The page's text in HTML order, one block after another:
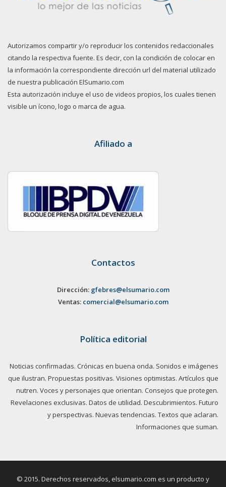
Autorizamos compartir y/o reproducir los contenidos redaccionales
citando la respectiva fuente. Es decir, con la condición de colocar en
la información la correspondiente dirección url del material utilizado
de nuestra publicación ElSumario.com
Esta autorización incluye el uso de videos propios, los cuales tienen
visible un ícono, logo o marca de agua.
Afiliado a
Contactos
Dirección: gfebres@elsumario.com
Ventas: comercial@elsumario.com
Política editorial
Noticias confirmadas. Crónicas en buena onda. Sonidos e imágenes
que ilustran. Propuestas positivas. Visiones optimistas. Artículos que
nutren. Voces y personajes que orientan. Consejos que protegen.
Revelaciones exclusivas. Datos de utilidad. Descubrimientos. Futuro
y perspectivas. Nuevas tendencias. Textos que aclaran.
Informaciones que suman.
© 2015. Derechos reservados, elsumario.com es un producto y